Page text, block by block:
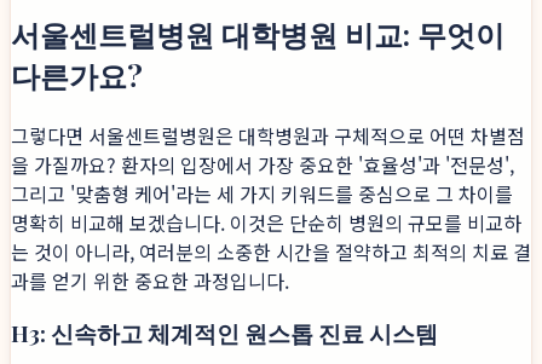
서울센트럴병원 대학병원 비교: 무엇이
다른가요?
그렇다면 서울센트럴병원은 대학병원과 구체적으로 어떤 차별점
을 가질까요? 환자의 입장에서 가장 중요한 '효율성'과 '전문성',
그리고 '맞춤형 케어'라는 세 가지 키워드를 중심으로 그 차이를
명확히 비교해 보겠습니다. 이것은 단순히 병원의 규모를 비교하
는 것이 아니라, 여러분의 소중한 시간을 절약하고 최적의 치료 결
과를 얻기 위한 중요한 과정입니다.
H3: 신속하고 체계적인 원스톱 진료 시스템